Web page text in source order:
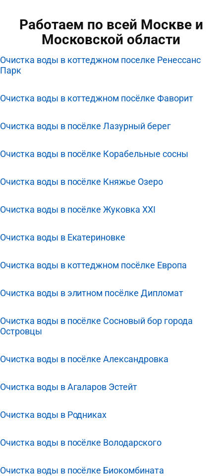
Работаем по всей Москве и
Московской области
Очистка воды в коттеджном поселке Ренессанс
Парк
Очистка воды в коттеджном посёлке Фаворит
Очистка воды в посёлке Лазурный берег
Очистка воды в посёлке Корабельные сосны
Очистка воды в посёлке Княжье Озеро
Очистка воды в посёлке Жуковка XXI
Очистка воды в Екатериновке
Очистка воды в коттеджном посёлке Европа
Очистка воды в элитном посёлке Дипломат
Очистка воды в посёлке Сосновый бор города
Островцы
Очистка воды в посёлке Александровка
Очистка воды в Агаларов Эстейт
Очистка воды в Родниках
Очистка воды в посёлке Володарского
Очистка воды в посёлке Биокомбината